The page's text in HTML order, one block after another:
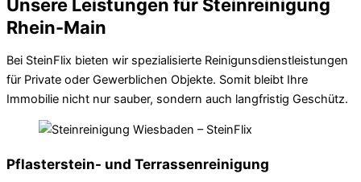
Unsere Leistungen für Steinreinigung
Rhein-Main
Bei SteinFlix bieten wir spezialisierte Reinigunsdienstleistungen
für Private oder Gewerblichen Objekte. Somit bleibt Ihre
Immobilie nicht nur sauber, sondern auch langfristig Geschütz.
Pflasterstein- und Terrassenreinigung